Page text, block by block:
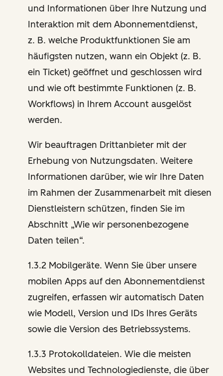
und Informationen über Ihre Nutzung und
Interaktion mit dem Abonnementdienst,
z. B. welche Produktfunktionen Sie am
häufigsten nutzen, wann ein Objekt (z. B.
ein Ticket) geöffnet und geschlossen wird
und wie oft bestimmte Funktionen (z. B.
Workflows) in Ihrem Account ausgelöst
werden.
Wir beauftragen Drittanbieter mit der
Erhebung von Nutzungsdaten. Weitere
Informationen darüber, wie wir Ihre Daten
im Rahmen der Zusammenarbeit mit diesen
Dienstleistern schützen, finden Sie im
Abschnitt „Wie wir personenbezogene
Daten teilen“.
1.3.2 Mobilgeräte. Wenn Sie über unsere
mobilen Apps auf den Abonnementdienst
zugreifen, erfassen wir automatisch Daten
wie Modell, Version und IDs Ihres Geräts
sowie die Version des Betriebssystems.
1.3.3 Protokolldateien. Wie die meisten
Websites und Technologiedienste, die über